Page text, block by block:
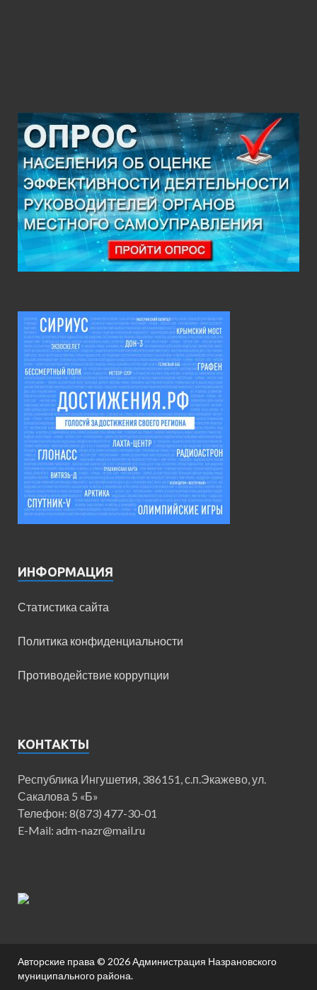
ИНФОРМАЦИЯ
Статистика сайта
Политика конфиденциальности
Противодействие коррупции
КОНТАКТЫ
Республика Ингушетия, 386151, с.п.Экажево, ул.
Сакалова 5 «Б»
Телефон: 8(873) 477-30-01
E-Mail: adm-nazr@mail.ru
Авторские права © 2026Администрация Назрановского
муниципального района.